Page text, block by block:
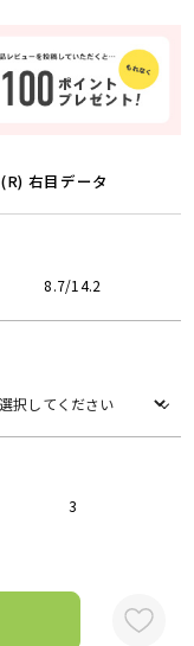
(R) 右目データ
8.7/14.2
3